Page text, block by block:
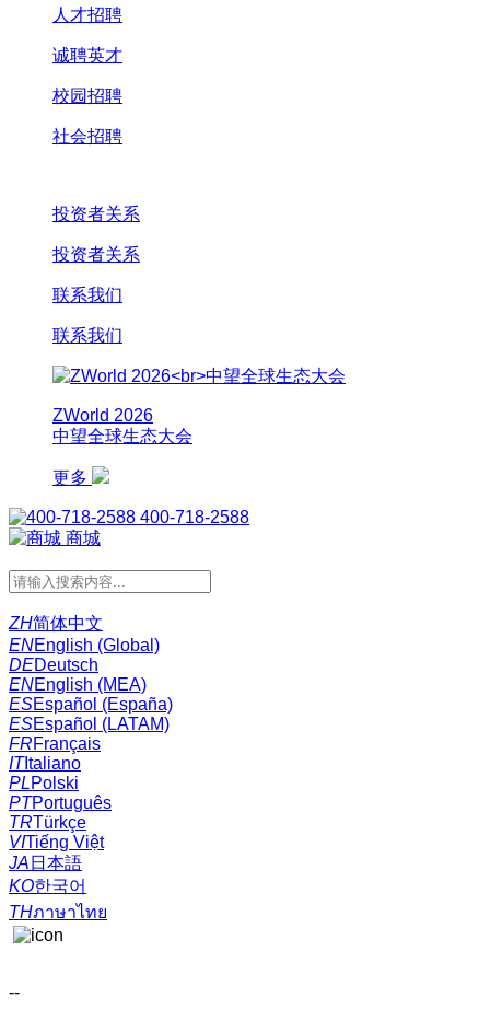
人才招聘
诚聘英才
校园招聘
社会招聘
投资者关系
投资者关系
联系我们
联系我们
ZWorld 2026
中望全球生态大会
更多
400-718-2588
商城
ZH简体中文
ENEnglish (Global)
DEDeutsch
ENEnglish (MEA)
ESEspañol (España)
ESEspañol (LATAM)
FRFrançais
ITItaliano
PLPolski
PTPortuguês
TRTürkçe
VITiếng Việt
JA 日本語
KO한국어
THภาษาไทย
--